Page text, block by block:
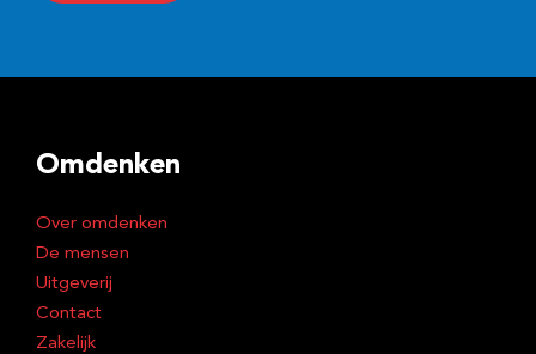
r
s
Omdenken
Over omdenken
De mensen
Uitgeverij
Contact
Zakelijk